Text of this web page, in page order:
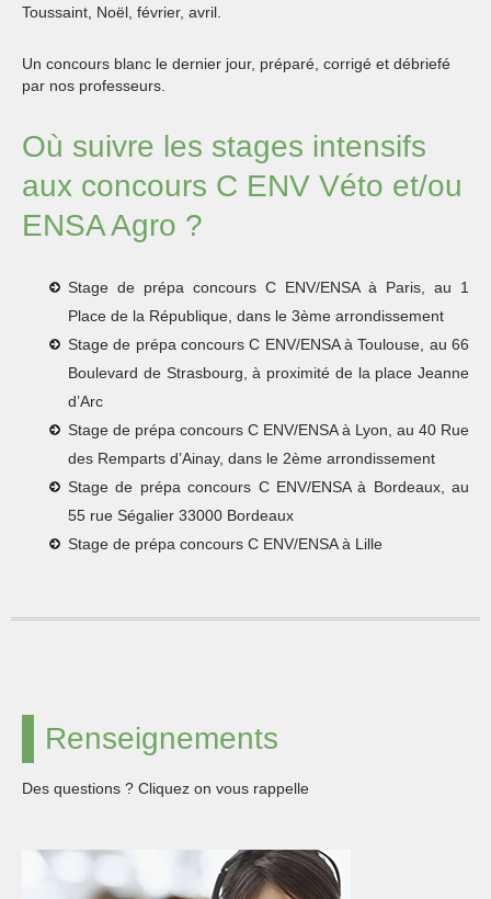
Toussaint, Noël, février, avril.
Un concours blanc le dernier jour, préparé, corrigé et débriefé
par nos professeurs.
Où suivre les stages intensifs
aux concours C ENV Véto et/ou
ENSA Agro ?
Stage de prépa concours C ENV/ENSA à Paris, au 1
Place de la République, dans le 3ème arrondissement
Stage de prépa concours C ENV/ENSA à Toulouse, au 66
Boulevard de Strasbourg, à proximité de la place Jeanne
d’Arc
Stage de prépa concours C ENV/ENSA à Lyon, au 40 Rue
des Remparts d’Ainay, dans le 2ème arrondissement
Stage de prépa concours C ENV/ENSA à Bordeaux, au
55 rue Ségalier 33000 Bordeaux
Stage de prépa concours C ENV/ENSA à Lille
Renseignements
Des questions ? Cliquez on vous rappelle